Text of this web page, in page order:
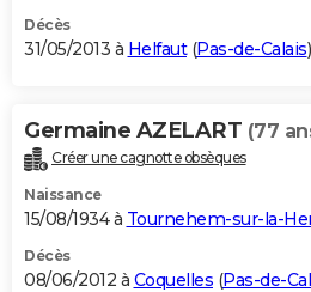
Décès
31/05/2013 à Helfaut(Pas-de-Calais)
Germaine AZELART (77
Créer une cagnotte obsèques
Naissance
15/08/1934 à Tournehem-sur-la-
Décès
08/06/2012 à Coquelles (Pas-de-